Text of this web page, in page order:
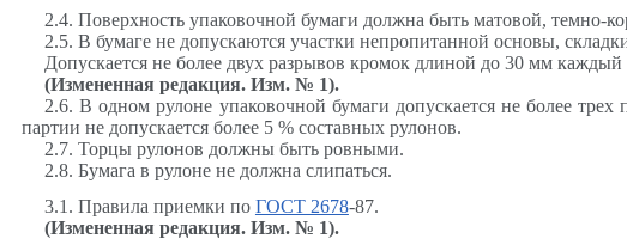
2.4. Поверхность упаковочной бумаги должна быть матовой, темно-
2.5. В бумаге не допускаются участки непропитанной основы,
Допускается не более двух разрывов кромок длиной до 30 мм
(Измененная редакция. Изм. № 1).
2.6. В одном рулоне упаковочной бумаги допускается не более
партии не допускается более 5 % составных рулонов.
2.7. Торцы рулонов должны быть ровными.
2.8. Бумага в рулоне не должна слипаться.
3.1. Правила приемки по ГОСТ 2678-87.
(Измененная редакция. Изм. № 1).